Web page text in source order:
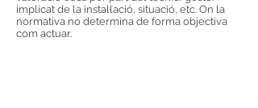
implicat de la instal·lació, situació, etc. On la
normativa no determina de forma objectiva
com actuar.